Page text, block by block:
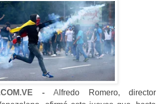
- A lfredo Romero, director